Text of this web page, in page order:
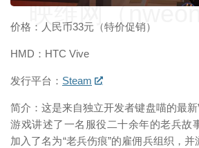
价格：人民币33元（特价促销）
HMD：HTC Vive
发行平台： Steam
简介：这是来自独立开发者键盘喵的最
游戏讲述了一名服役二十余年的老兵故
加入了名为“老兵伤痕”的雇佣兵组织，
映维网（